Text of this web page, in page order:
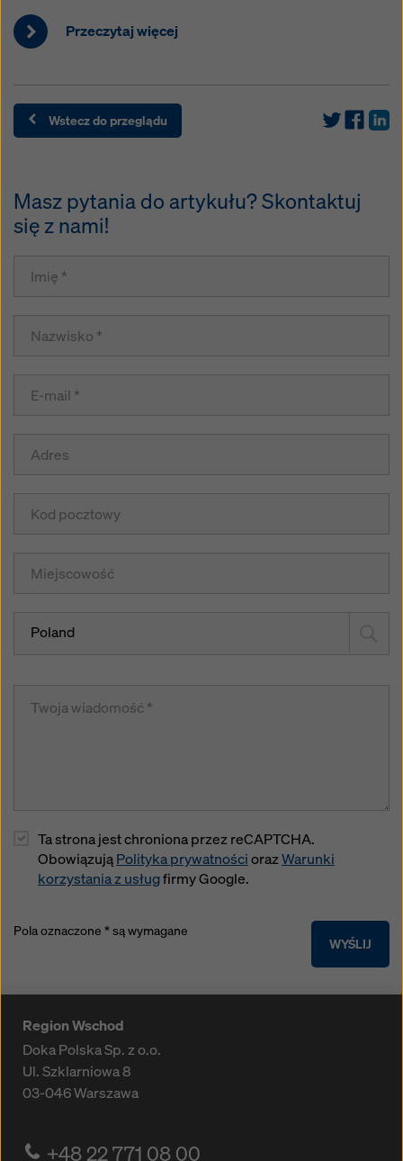
Przeczytaj więcej
Wstecz do przeglądu
Masz pytania do artykułu? Skontaktuj
się z nami!
Poland
Ta strona jest chroniona przez reCAPTCHA.
ObowiązująPolityka prywatnościorazWarunki
korzystania z usługfirmy Google.
WYŚLIJ
Pola oznaczone * są wymagane
Region Wschod
Doka Polska Sp. z o.o.
Ul. Szklarniowa 8
03-046Warszawa
+48 22 771 08 00